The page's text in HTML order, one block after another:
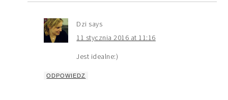
Dzi says
11 stycznia 2016 at 11:16
Jest idealne:)
ODPOWIEDZ